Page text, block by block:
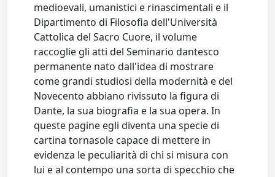
medioevali, umanistici e rinascimentali e il
Dipartimento di Filosofia dell'Università
Cattolica del Sacro Cuore, il volume
raccoglie gli atti del Seminario dantesco
permanente nato dall'idea di mostrare
come grandi studiosi della modernità e del
Novecento abbiano rivissuto la figura di
Dante, la sua biografia e la sua opera. In
queste pagine egli diventa una specie di
cartina tornasole capace di mettere in
evidenza le peculiarità di chi si misura con
lui e al contempo una sorta di specchio che